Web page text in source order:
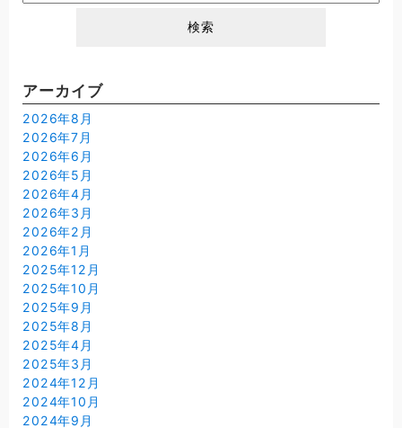
索:
アーカイブ
2026年8月
2026年7月
2026年6月
2026年5月
2026年4月
2026年3月
2026年2月
2026年1月
2025年12月
2025年10月
2025年9月
2025年8月
2025年4月
2025年3月
2024年12月
2024年10月
2024年9月